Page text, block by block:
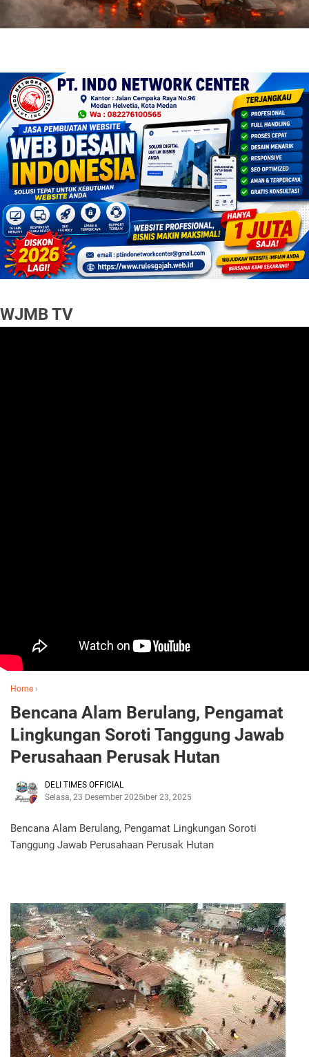
WJMB TV
Home ›
Bencana Alam Berulang, Pengamat
Lingkungan Soroti Tanggung Jawab
Perusahaan Perusak Hutan
DELI TIMES OFFICIAL
Selasa, 23 Desember 2025Desember 23, 2025
Bencana Alam Berulang, Pengamat Lingkungan Soroti
Tanggung Jawab Perusahaan Perusak Hutan